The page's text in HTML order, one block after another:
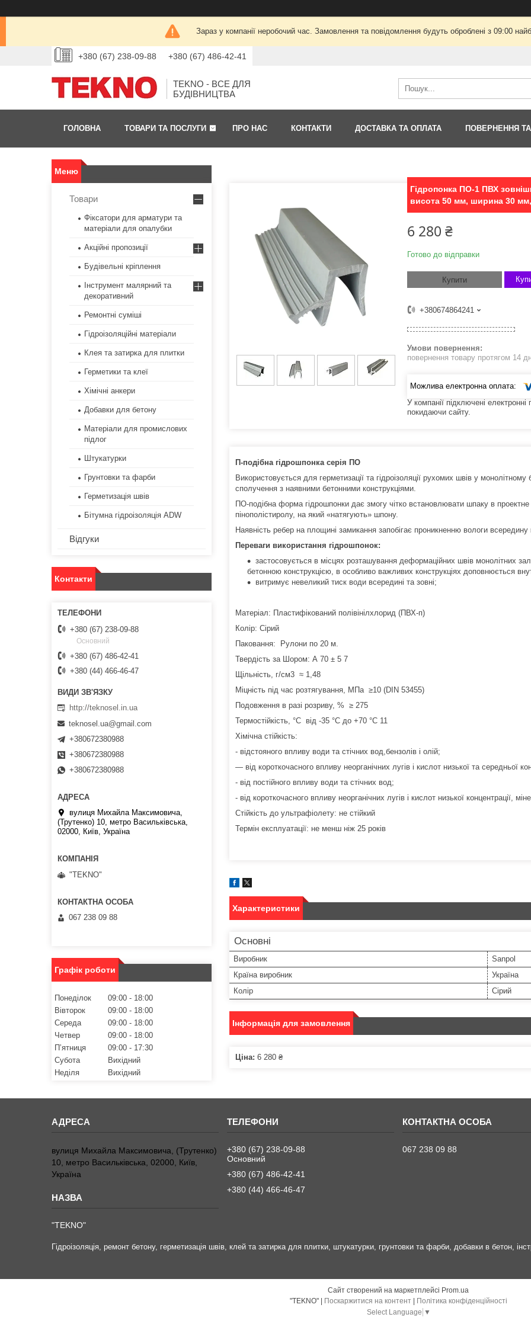
Зараз у компанії неробочий час. Замовлення та повідомлення будуть оброблені з 09:00
+380 (67) 238-09-88 +380 (67) 486-42-41
TEKNO - ВСЕ ДЛЯ
БУДІВНИЦТВА
ГОЛОВНА ТОВАРИ ТА ПОСЛУГИ ПРО НАС КОНТАКТИ ДОСТАВКА ТА ОПЛАТА ПОВЕРНЕННЯ
Гідропонка ПО-1 ПВХ
висота 50 мм, ширина 30
6 280 ₴
Готово до відправки
Купити
+380674864241
повернення товару протягом 14
У компанії підключені
покидаючи сайту.
П-подібна гідрошпонка серія ПO
Використовується для герметизації та гідроізоляції рухомих швів у
сполучення з наявними бетонними конструкціями.
ПО-подібна форма гідрошпонки дає змогу чітко встановлювати шпаку в
пінополістиролу, на який «натягують» шпону.
Наявність ребер на площині замикання запобігає проникненню вологи всередину
Переваги використання гідрошпонок:
застосовується в місцях розташування деформаційних швів монолітних
бетонною конструкцією, в особливо важливих конструкціях доповнюється
витримує невеликий тиск води всередині та зовні;
Матеріал: Пластифікований полівінілхлорид (ПВХ-п)
Колір: Сірий
Паковання: Рулони по 20 м.
Твердість за Шором: А 70 ± 5 7
Щільність, г/см3 ≈ 1,48
Міцність під час розтягування, МПа ≥10 (DIN 53455)
Подовження в разі розриву, % ≥ 275
Термостійкість, °С від -35 °C до +70 °C 11
Хімічна стійкість:
- відстояного впливу води та стічних вод,бензолів і олій;
— від короткочасного впливу неорганічних лугів і кислот низької та середньої
- від постійного впливу води та стічних вод;
- від короткочасного впливу неорганічних лугів і кислот низької концентрації,
Стійкість до ультрафіолету: не стійкий
Термін експлуатації: не менш ніж 25 років
Характеристики
Основні
Виробник
Sanpol
Країна виробник
Україна
Колір
Сірий
Інформація для замовлення
Ціна: 6 280 ₴
Товари
Фіксатори для арматури та
матеріали для опалубки
Акційні пропозиції
Будівельні кріплення
Інструмент малярний та
декоративний
Ремонтні суміші
Гідроізоляційні матеріали
Клея та затирка для плитки
Герметики та клеї
Хімічні анкери
Добавки для бетону
Матеріали для промислових
підлог
Штукатурки
Грунтовки та фарби
Герметизація швів
Бітумна гідроізоляція ADW
Відгуки
Контакти
+380 (67) 238-09-88
Основний
+380 (67) 486-42-41
+380 (44) 466-46-47
http://teknosel.in.ua
teknosel.ua@gmail.com
+380672380988
+380672380988
+380672380988
вулиця Михайла Максимовича,
(Трутенко) 10, метро Васильківська,
02000, Київ, Україна
"TEKNO"
067 238 09 88
Графік роботи
Понеділок 09:00
18:00
Вівторок
09:00
18:00
Середа
09:00
18:00
Четвер
09:00
18:00
Пʼятниця
09:00
17:30
Субота
Вихідний
Неділя
Вихідний
вулиця Михайла Максимовича, (Трутенко)
10, метро Васильківська, 02000, Київ,
Україна
"TEKNO"
+380 (67) 238-09-88
Основний
+380 (67) 486-42-41
+380 (44) 466-46-47
067 238 09 88
Гідроізоляція, ремонт бетону, герметизація швів, клей та затирка для плитки, штукатурки, грунтовки та фарби, добавки в бетон,
Сайт створений на маркетплейсі Prom.ua
Поскаржитися на контент
Політика конфіденційності
Select Language ▼